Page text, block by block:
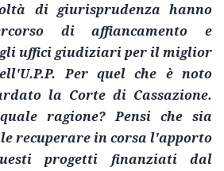
di giurisprudenza hanno
di affiancamento e
uffici giudiziari per il miglior
Per quel che è noto
la Corte di Cassazione.
ragione? Pensi che sia
recuperare in corsa l'apporto
progetti finanziati dal